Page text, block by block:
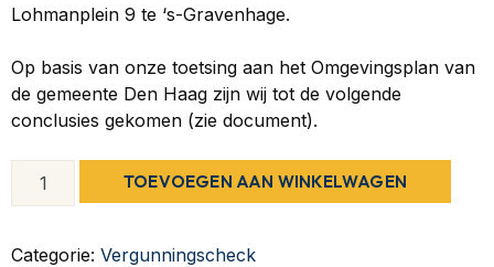
Lohmanplein 9 te ‘s-Gravenhage.
Op basis van onze toetsing aan het Omgevingsplan van
de gemeente Den Haag zijn wij tot de volgende
conclusies gekomen (zie document).
TOEVOEGEN AAN WINKELWAGEN
Categorie: Vergunningscheck